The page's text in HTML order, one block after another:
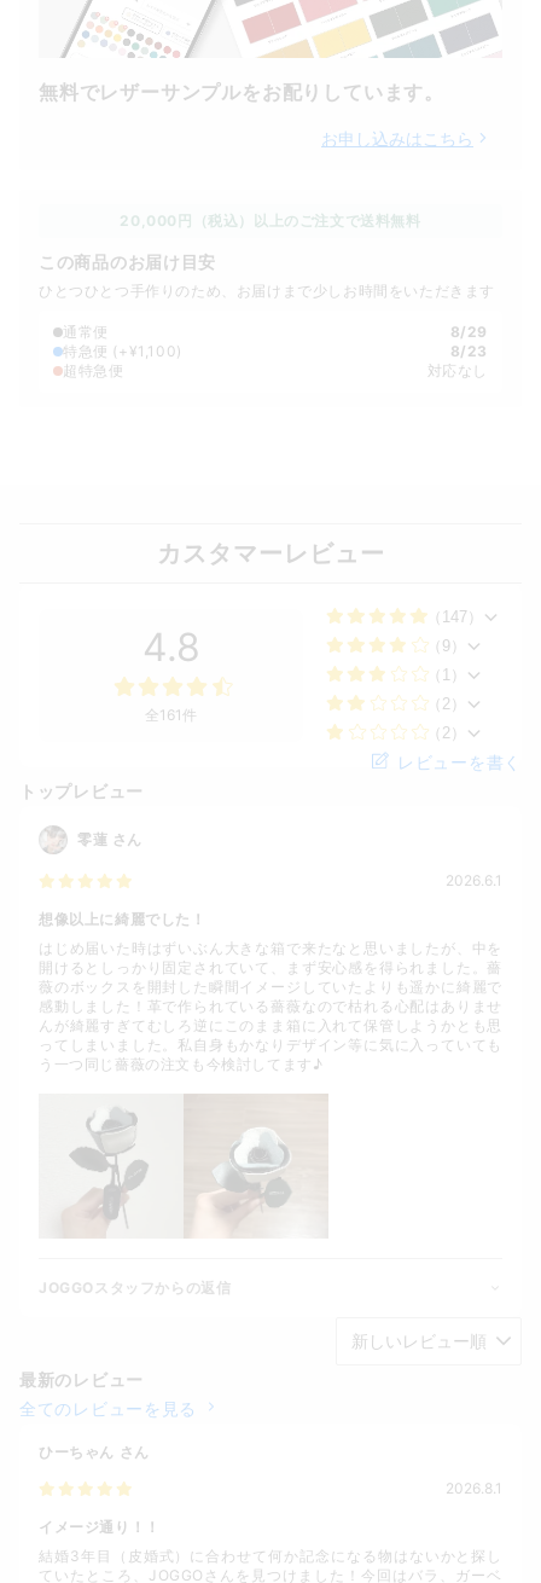
無料でレザーサンプルをお配りしています。
お申し込みはこちら
20,000円（税込）以上のご注文で送料無料
この商品のお届け目安
ひとつひとつ手作りのため、お届けまで少しお時間をいただきます
通常便
8/29
特急便 (+¥1,100)
8/23
超特急便
対応なし
カスタマーレビュー
4.8
全161件
（147）
（9）
（1）
（2）
（2）
レビューを書く
トップレビュー
零蓮 さん
2026.6.1
想像以上に綺麗でした！
はじめ届いた時はずいぶん大きな箱で来たなと思いましたが、中を
開けるとしっかり固定されていて、まず安心感を得られました。薔
薇のボックスを開封した瞬間イメージしていたよりも遥かに綺麗で
感動しました！革で作られている薔薇なので枯れる心配はありませ
んが綺麗すぎてむしろ逆にこのまま箱に入れて保管しようかとも思
ってしまいました。私自身もかなりデザイン等に気に入っていても
う一つ同じ薔薇の注文も今検討してます♪
JOGGOスタッフからの返信
最新のレビュー
全てのレビューを見る
ひーちゃん さん
2026.8.1
イメージ通り！！
結婚3年目（皮婚式）に合わせて何か記念になる物はないかと探し
ていたところ、JOGGOさんを見つけました！今回はバラ、ガーベ